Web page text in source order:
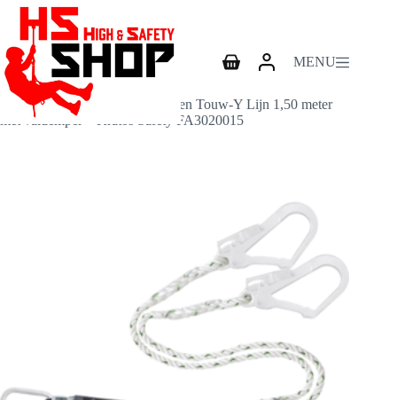
Skip
content
Shopping
MENU
Home
Vallijnen
Vallijn Hope Essential Gevlochten Touw-Y Lijn 1,50 meter
met valdemper – Kratos Safety FA3020015